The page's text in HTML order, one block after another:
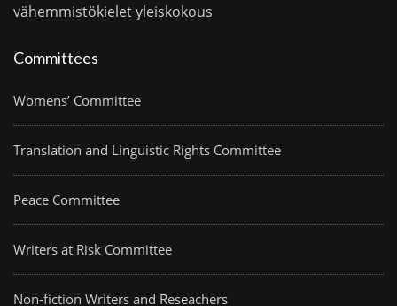
vähemmistökieletyleiskokous
Committees
Womens’ Committee
Translation and Linguistic Rights Committee
Peace Committee
Writers at Risk Committee
Non-fiction Writers and Reseachers